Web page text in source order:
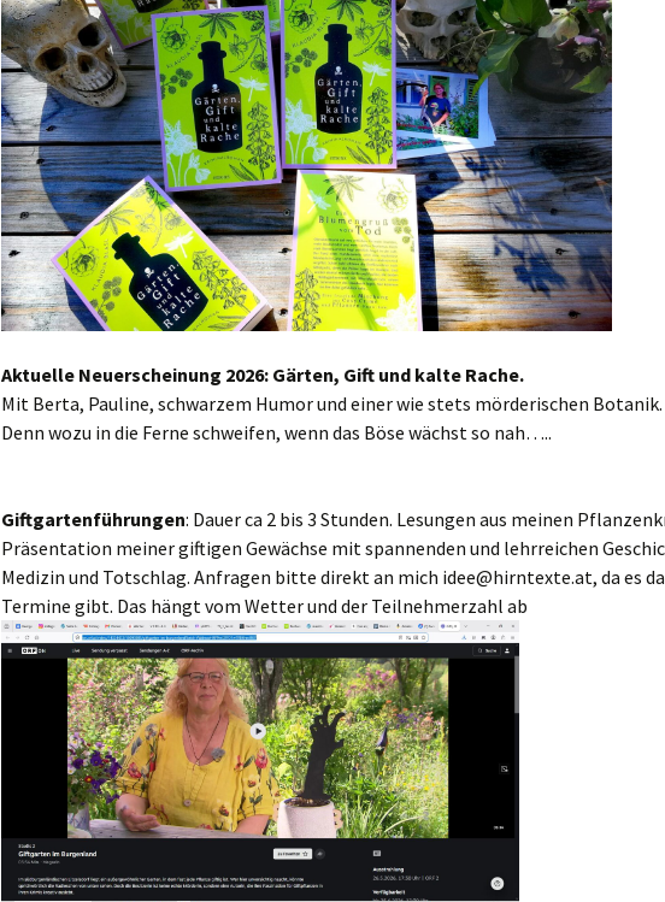
Aktuelle Neuerscheinung 2026: Gärten, Gift und kalte Rache.
Mit Berta, Pauline, schwarzem Humor und einer wie stets mörderischen Botanik.
Denn wozu in die Ferne schweifen, wenn das Böse wächst so nah…..
Giftgartenführungen: Dauer ca 2 bis 3 Stunden. Lesungen aus meinen
Präsentation meiner giftigen Gewächse mit spannenden und lehrreichen
Medizin und Totschlag. Anfragen bitte direkt an mich idee@hirntexte.at, da es
Termine gibt. Das hängt vom Wetter und der Teilnehmerzahl ab